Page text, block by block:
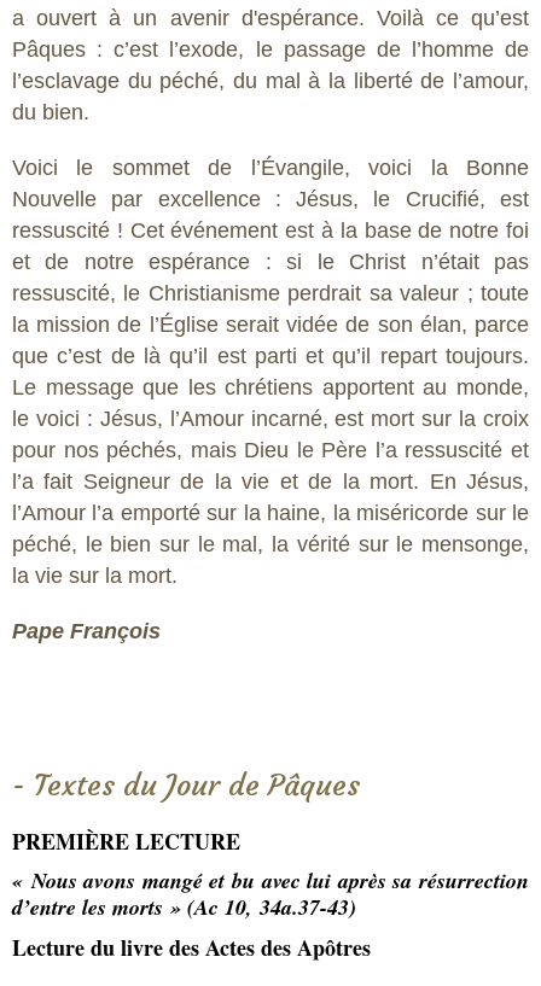
a ouvert à un avenir d'espérance. Voilà ce qu’est
Pâques : c’est l’exode, le passage de l’homme de
l’esclavage du péché, du mal à la liberté de l’amour,
du bien.
Voici le sommet de l’Évangile, voici la Bonne
Nouvelle par excellence : Jésus, le Crucifié, est
ressuscité ! Cet événement est à la base de notre foi
et de notre espérance : si le Christ n’était pas
ressuscité, le Christianisme perdrait sa valeur ; toute
la mission de l’Église serait vidée de son élan, parce
que c’est de là qu’il est parti et qu’il repart toujours.
Le message que les chrétiens apportent au monde,
le voici : Jésus, l’Amour incarné, est mort sur la croix
pour nos péchés, mais Dieu le Père l’a ressuscité et
l’a fait Seigneur de la vie et de la mort. En Jésus,
l’Amour l’a emporté sur la haine, la miséricorde sur le
péché, le bien sur le mal, la vérité sur le mensonge,
la vie sur la mort.
Pape François
- Textes du Jour de Pâques
PREMIÈRE LECTURE
« Nous avons mangé et bu avec lui après sa résurrection
d’entre les morts » (Ac 10, 34a.37-43)
Lecture du livre des Actes des Apôtres